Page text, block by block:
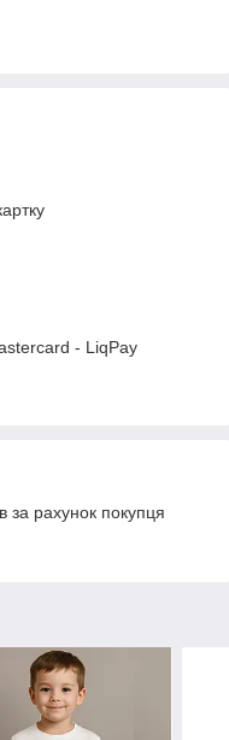
- LiqPay
за рахунок покупця